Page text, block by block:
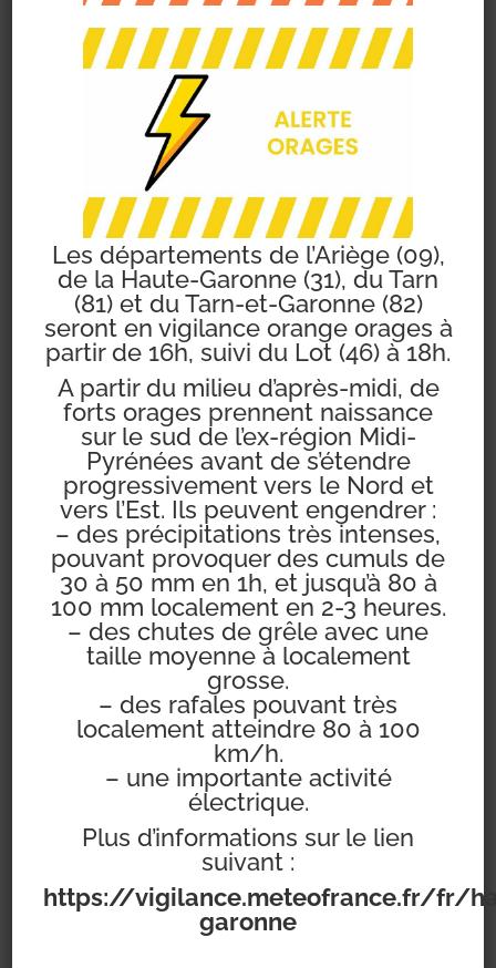
Cliquez ICI
pour
consulter la plaquette
des activités proposées
par le foyer rural
Mairie de Pompertuzat
Pompertuzat
Les départements de l’Ariège (09),
de la Haute-Garonne (31), du Tarn
(81) et du Tarn-et-Garonne (82)
seront en vigilance orange orages à
partir de 16h, suivi du Lot (46) à 18h.
A partir du milieu d’après-midi, de
forts orages prennent naissance
sur le sud de l’ex-région Midi-
Pyrénées avant de s’étendre
progressivement vers le Nord et
vers l’Est. Ils peuvent engendrer :
– des précipitations très intenses,
pouvant provoquer des cumuls de
30 à 50 mm en 1h, et jusqu’à 80 à
100 mm localement en 2-3 heures.
– des chutes de grêle avec une
taille moyenne à localement
grosse.
– des rafales pouvant très
localement atteindre 80 à 100
km/h.
– une importante activité
électrique.
Plus d’informations sur le lien
suivant :
https://vigilance.meteofrance.fr/fr/
garonne